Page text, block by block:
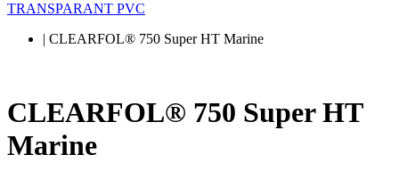
TRANSPARANT PVC
| CLEARFOL® 750 Super HT Marine
CLEARFOL® 750 Super HT
Marine